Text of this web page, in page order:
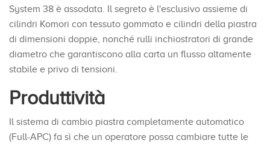
System 38 è assodata. Il segreto è l'esclusivo assieme di
cilindri Komori con tessuto gommato e cilindri della piastra
di dimensioni doppie, nonché rulli inchiostratori di grande
diametro che garantiscono alla carta un flusso altamente
stabile e privo di tensioni.
Produttività
Il sistema di cambio piastra completamente automatico
(Full-APC) fa sì che un operatore possa cambiare tutte le